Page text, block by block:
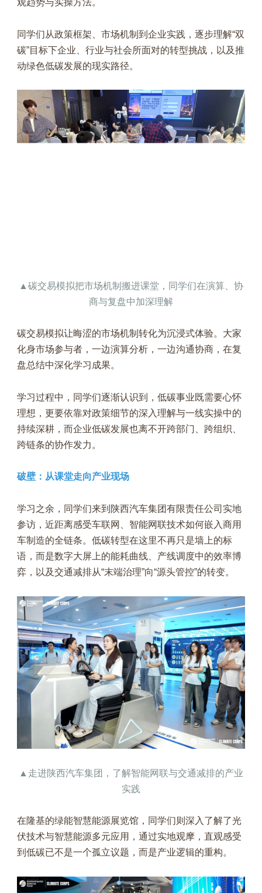
同学们从政策框架、市场机制到企业实践，逐步理解“双
碳”目标下企业、行业与社会所面对的转型挑战，以及推
动绿色低碳发展的现实路径。
▲碳交易模拟把市场机制搬进课堂， 同学们在演算、协
商与复盘中加深理解
碳交易模拟让晦涩的市场机制转化为沉浸式体验。大家
化身市场参与者，一边演算分析，一边沟通协商，在复
盘总结中深化学习成果。
学习过程中，同学们逐渐认识到，低碳事业既需要心怀
理想，更要依靠对政策细节的深入理解与一线实操中的
持续深耕，而企业低碳发展也离不开跨部门、跨组织、
跨链条的协作发力。
破壁：从课堂走向产业现场
学习之余，同学们来到陕西汽车集团有限责任公司实地
参访，近距离感受车联网、智能网联技术如何嵌入商用
车制造的全链条。低碳转型在这里不再只是墙上的标
语，而是数字大屏上的能耗曲线、产线调度中的效率博
弈，以及交通减排从“末端治理”向“源头管控”的转变。
▲走进陕西汽车集团，了解智能网联与交通减排的产业
实践
在隆基的绿能智慧能源展览馆，同学们则深入了解了光
伏技术与智慧能源多元应用，通过实地观摩，直观感受
到低碳已不是一个孤立议题，而是产业逻辑的重构。